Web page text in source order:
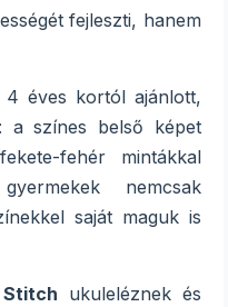
fejleszti, hanem
4 éves kortól ajánlott,
a színes belső képet
fehér mintákkal
nemcsak
saját maguk is
ukuleléznek és